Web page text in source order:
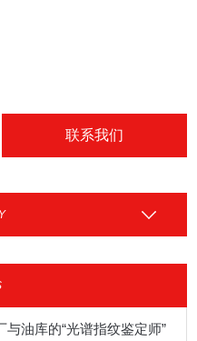
联系我们
油库的“光谱指纹鉴定师”